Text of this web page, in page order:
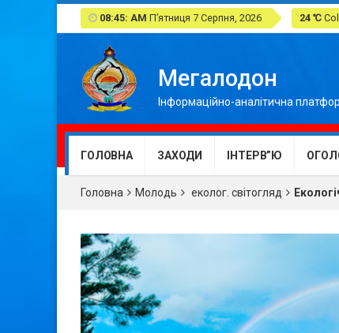
08:45: AM П’ятниця 7 Серпня, 2026 24 ℃
Мегалодон
Інформаційно-аналітична
ГОЛОВНА ЗАХОДИ ІНТЕРВ”Ю
Головна Молодь еколог. світогляд